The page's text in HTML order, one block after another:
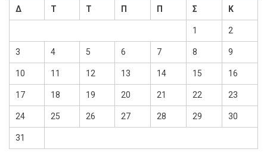
Δ Τ Τ Π Π Σ Κ
1 2
3 4 5 6 7 8 9
10 11 12 13 14 15 16
17 18 19 20 21 22 23
24 25 26 27 28 29 30
31